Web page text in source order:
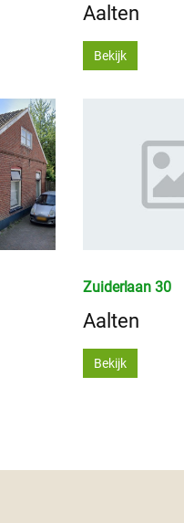
Aalten
Bekijk
Zuiderlaan 30
Aalten
Bekijk